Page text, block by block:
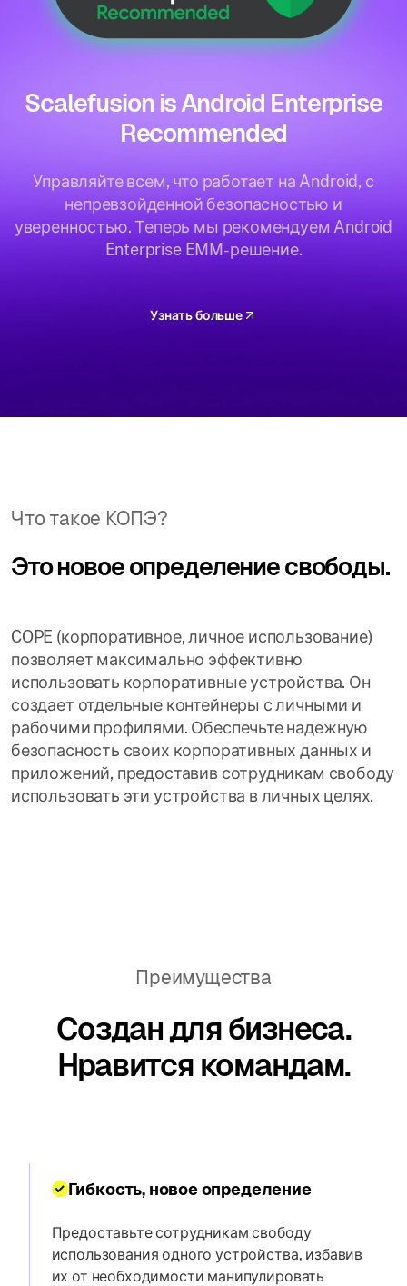
Scalefusion is Android Enterprise
Recommended
Управляйте всем, что работает на Android, с
непревзойденной безопасностью и
уверенностью. Теперь мы рекомендуем Android
Enterprise EMM-решение.
Узнать больше
Что такое КОПЭ?
Это новое определение свободы.
COPE (корпоративное, личное использование)
позволяет максимально эффективно
использовать корпоративные устройства. Он
создает отдельные контейнеры с личными и
рабочими профилями. Обеспечьте надежную
безопасность своих корпоративных данных и
приложений, предоставив сотрудникам свободу
использовать эти устройства в личных целях.
Преимущества
Создан для бизнеса.
Нравится командам.
Гибкость, новое определение
Предоставьте сотрудникам свободу
использования одного устройства, избавив
их от необходимости манипулировать